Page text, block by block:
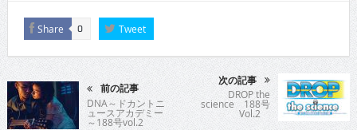
Share 0 Tweet
前の記事
DNA～ドカントニ
ュースアカデミー
～188号vol.2
次の記事
DROP the
science 188号
Vol.2